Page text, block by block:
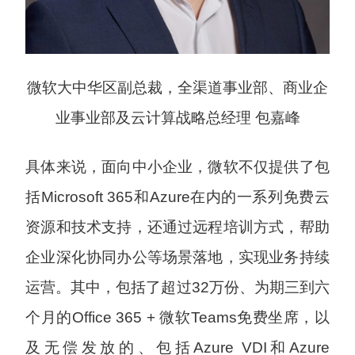
微软大中华区副总裁，全渠道事业部、商业企
业事业部及云计算战略总经理 包嘉峰
具体来说，面向中小企业，微软不仅提供了包
括Microsoft 365和Azure在内的一系列免费云
资源和技术支持，还通过远程培训方式，帮助
企业深化协同办公等场景落地，实现业务持续
运营。其中，包括了超过32万份、为期三到六
个月的Office 365 + 微软Teams免费坐席，以
及无偿发放的、包括Azure VDI和Azure